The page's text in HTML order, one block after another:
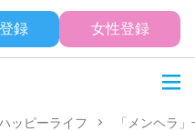
録 女性登録
ッピーライフ 「メンヘラ